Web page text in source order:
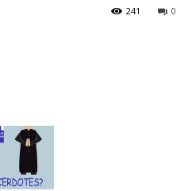
0
241